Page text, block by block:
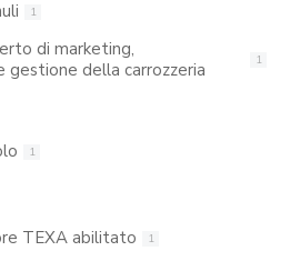
1
di marketing,
gestione della carrozzeria
1
1
TEXA abilitato 1